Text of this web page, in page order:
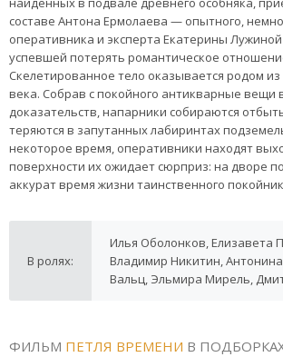
составе Антона Ермолаева — опытного,
оперативника и эксперта Екатерины
успевшей потерять романтическое
Скелетированное тело оказывается родом
века. Собрав с покойного антикварные вещи
доказательств, напарники собираются
теряются в запутанных лабиринтах
некоторое время, оперативники находят
поверхности их ожидает сюрприз: на дворе
аккурат время жизни таинственного
В ролях:
Илья Оболонков, Елизавета
Владимир Никитин,
Вальц, Эльмира Мирель,
ФИЛЬМ ПЕТЛЯ ВРЕМЕНИ В